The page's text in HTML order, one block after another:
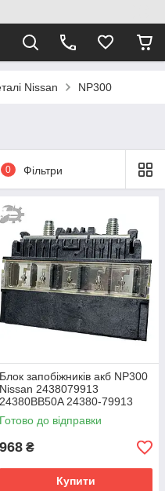
Nissan NP300
0 Фільтри
Блок запобіжників акб NP300
Nissan 2438079913
24380BB50A 24380-79913
Готово до відправки
968 ₴
Купити